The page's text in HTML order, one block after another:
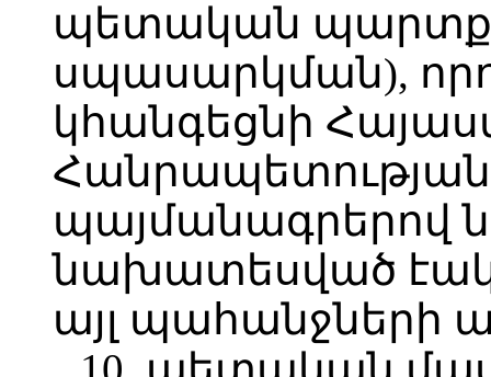
պետական
սպասարկման),
կհանգեցնի
պայմանագրերով
նախատեսված
այլ պահանջների